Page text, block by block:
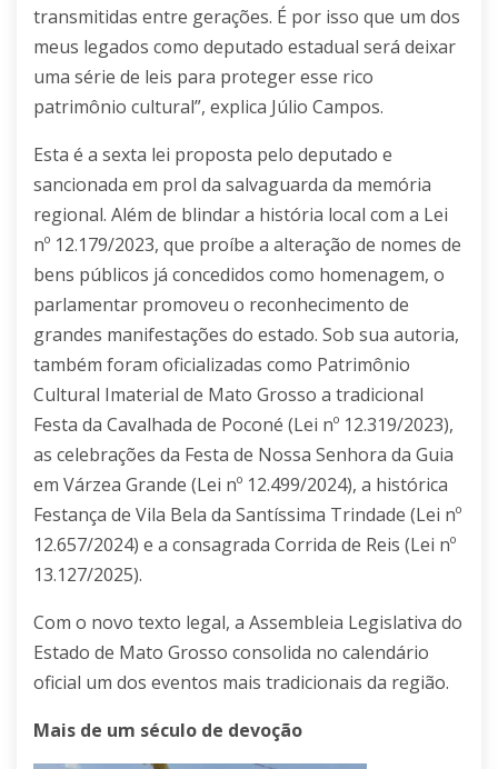
transmitidas entre gerações. É por isso que um dos
meus legados como deputado estadual será deixar
uma série de leis para proteger esse rico
patrimônio cultural”, explica Júlio Campos.
Esta é a sexta lei proposta pelo deputado e
sancionada em prol da salvaguarda da memória
regional. Além de blindar a história local com a Lei
nº 12.179/2023, que proíbe a alteração de nomes de
bens públicos já concedidos como homenagem, o
parlamentar promoveu o reconhecimento de
grandes manifestações do estado. Sob sua autoria,
também foram oficializadas como Patrimônio
Cultural Imaterial de Mato Grosso a tradicional
Festa da Cavalhada de Poconé (Lei nº 12.319/2023),
as celebrações da Festa de Nossa Senhora da Guia
em Várzea Grande (Lei nº 12.499/2024), a histórica
Festança de Vila Bela da Santíssima Trindade (Lei nº
12.657/2024) e a consagrada Corrida de Reis (Lei nº
13.127/2025).
Com o novo texto legal, a Assembleia Legislativa do
Estado de Mato Grosso consolida no calendário
oficial um dos eventos mais tradicionais da região.
Mais de um século de devoção